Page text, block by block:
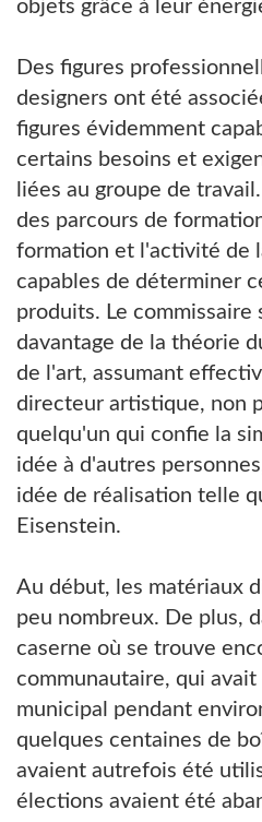
objets grâce à leur
Des figures
designers ont été
figures évidemment
certains besoins et
liées au groupe de
des parcours de
formation et l'activité de
capables de déterminer
produits. Le commissaire
davantage de la théorie
de l'art, assumant
directeur artistique, non
quelqu'un qui confie la
idée à d'autres
idée de réalisation telle
Eisenstein.
Au début, les matériaux
peu nombreux. De plus,
caserne où se trouve
communautaire, qui
municipal pendant
quelques centaines de
avaient autrefois été
élections avaient été